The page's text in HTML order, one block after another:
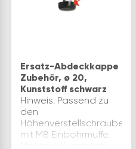
Ersatz-Abdeckkappe
Zubehör, ø 20,
Kunststoff schwarz
Hinweis: Passend zu
den
Höhenverstellschrauben
mit M8 Einbohrmuffe.